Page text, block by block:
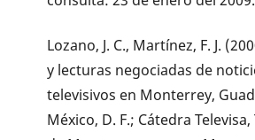
Lozano, J. C., Martínez, F. J.
y lecturas negociadas de
televisivos en Monterrey,
México, D. F.; Cátedra